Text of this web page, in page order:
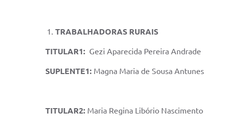
TRABALHADORAS RURAIS
TITULAR1: Gezi Aparecida Pereira Andrade
SUPLENTE1: Magna Maria de Sousa Antunes
TITULAR2: Maria Regina Libório Nascimento